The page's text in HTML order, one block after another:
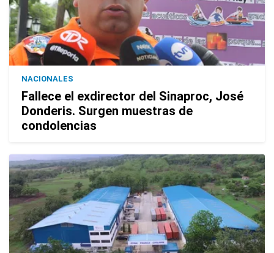
NACIONALES
Fallece el exdirector del Sinaproc, José
Donderis. Surgen muestras de
condolencias